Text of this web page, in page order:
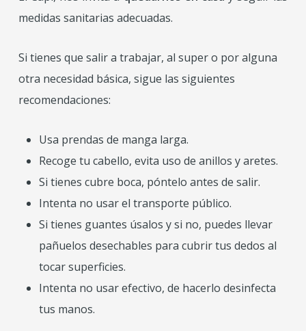
medidas sanitarias adecuadas.
Si tienes que salir a trabajar, al super o por alguna
otra necesidad básica, sigue las siguientes
recomendaciones:
Usa prendas de manga larga.
Recoge tu cabello, evita uso de anillos y aretes.
Si tienes cubre boca, póntelo antes de salir.
Intenta no usar el transporte público.
Si tienes guantes úsalos y si no, puedes llevar
pañuelos desechables para cubrir tus dedos al
tocar superficies.
Intenta no usar efectivo, de hacerlo desinfecta
tus manos.